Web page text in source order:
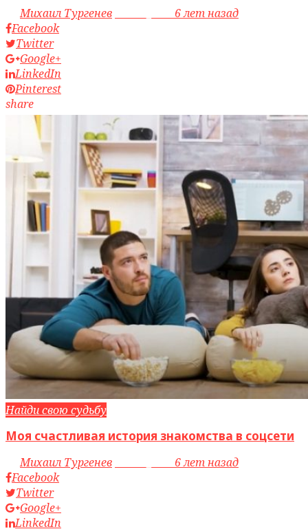
byМихаил Тургенев
6 лет назад
Facebook
Twitter
Google+
LinkedIn
Pinterest
share
Найди свою судьбу
Моя счастливая история знакомства в соцсети
byМихаил Тургенев
6 лет назад
Facebook
Twitter
Google+
LinkedIn